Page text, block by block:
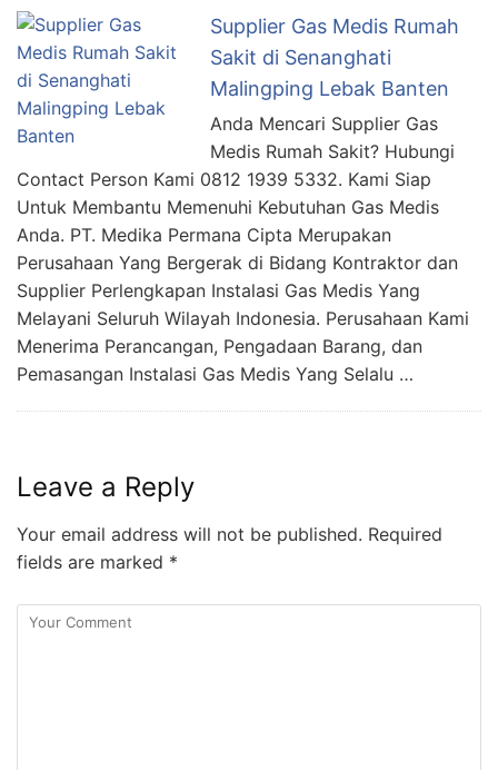
Supplier Gas Medis Rumah
Sakit di Senanghati
Malingping Lebak Banten
Anda Mencari Supplier Gas
Medis Rumah Sakit? Hubungi
Contact Person Kami 0812 1939 5332. Kami Siap
Untuk Membantu Memenuhi Kebutuhan Gas Medis
Anda. PT. Medika Permana Cipta Merupakan
Perusahaan Yang Bergerak di Bidang Kontraktor dan
Supplier Perlengkapan Instalasi Gas Medis Yang
Melayani Seluruh Wilayah Indonesia. Perusahaan Kami
Menerima Perancangan, Pengadaan Barang, dan
Pemasangan Instalasi Gas Medis Yang Selalu …
Leave a Reply
Your email address will not be published. Required
fields are marked *